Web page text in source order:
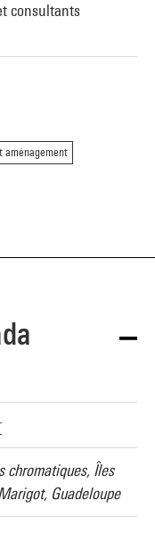
consultants
aménagement
chromatiques, Îles
Guadeloupe